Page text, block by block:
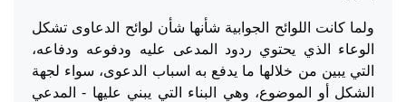
ولما كانت اللوائح الجوابية شأنها شأن لوائح الدعاوى تشكل
الوعاء الذي يحتوي ردود المدعى عليه ودفوعه ودفاعه،
التي يبين من خلالها ما يدفع به اسباب الدعوى، سواء لجهة
الشكل أو الموضوع، وهي البناء التي يبني عليها - المدعي